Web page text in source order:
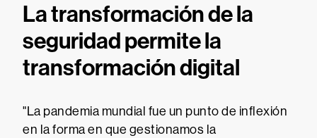
La transformación de la
seguridad permite la
transformación digital
"La pandemia mundial fue un punto de inflexión
en la forma en que gestionamos la